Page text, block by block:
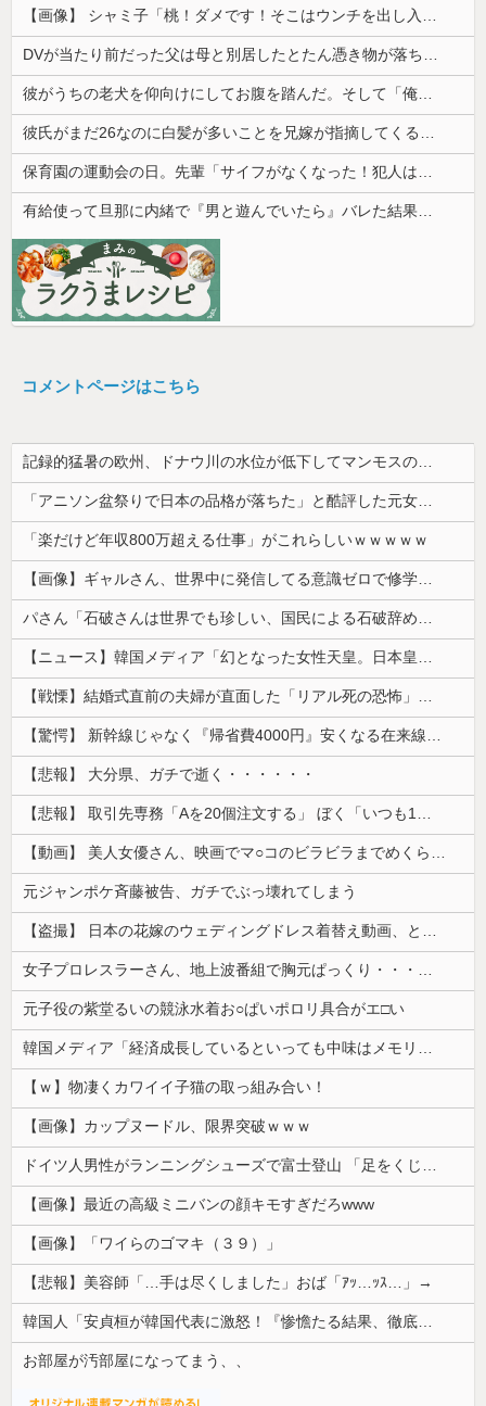
コメントページはこちら
記録的猛暑の欧州、ドナウ川の水位が低下してマンモスの骨や沈没したドイツ軍の戦艦が出現
「アニソン盆祭りで日本の品格が落ちた」と酷評した元女優、「あんたが品格を語るのかよ！」と総ツッコミを食らってしまい……
「楽だけど年収800万超える仕事」がこれらしいｗｗｗｗｗ
【画像】ギャルさん、世界中に発信してる意識ゼロで修学旅行の宿をSNS公開してしまうｗｗｗ 【Pickup08082952】
パさん「石破さんは世界でも珍しい、国民による石破辞めるなデモが自然発生した総理大臣です」
【ニュース】韓国メディア「幻となった女性天皇。日本皇族に韓半島の男の血が入る可能性がゼロに・・・」
【戦慄】結婚式直前の夫婦が直面した「リアル死の恐怖」がヤバすぎる・・・・
【驚愕】 新幹線じゃなく『帰省費4000円』安くなる在来線で帰省した結果ｗｗｗｗｗ
【悲報】 大分県、ガチで逝く・・・・・・
【悲報】 取引先専務「Aを20個注文する」 ぼく「いつも1～2個しか使わないけど本当に20であってる？」 取専「あってる」→結果『こう』なったんだが...
【動画】 美人女優さん、映画でマ○コのビラビラまでめくらせてしまうｗｗｗｗｗｗ
元ジャンポケ斉藤被告、ガチでぶっ壊れてしまう
【盗撮】 日本の花嫁のウェディングドレス着替え動画、とんでもない神乳だと海外で話題に
女子プロレスラーさん、地上波番組で胸元ぱっくり・・・（※画像あり）
元子役の紫堂るいの競泳水着お○ぱいポロリ具合がエ□い
韓国メディア「経済成長しているといっても中味はメモリ価格だけ。雇用増加見通しが半減してしまった」……韓国の内需不況は根強い状況っすね
【ｗ】物凄くカワイイ子猫の取っ組み合い！
【画像】カップヌードル、限界突破ｗｗｗ
ドイツ人男性がランニングシューズで富士登山 「足をくじいて動けない」
【画像】最近の高級ミニバンの顔キモすぎだろwww
【画像】「ワイらのゴマキ（３９）」
【悲報】美容師「…手は尽くしました」おば「ｱｯ…ｯｽ…」→
韓国人「安貞桓が韓国代表に激怒！『惨憺たる結果、徹底的な刷新が必要だ』と監督や協会を痛烈批判」
お部屋が汚部屋になってまう、、